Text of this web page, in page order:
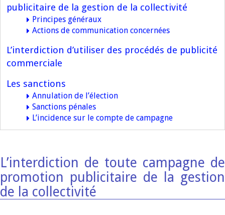
publicitaire de la gestion de la collectivité
Principes généraux
Actions de communication concernées
L’interdiction d’utiliser des procédés de publicité
commerciale
Les sanctions
Annulation de l’élection
Sanctions pénales
L’incidence sur le compte de campagne
L’interdiction de toute campagne de
promotion publicitaire de la gestion
de la collectivité